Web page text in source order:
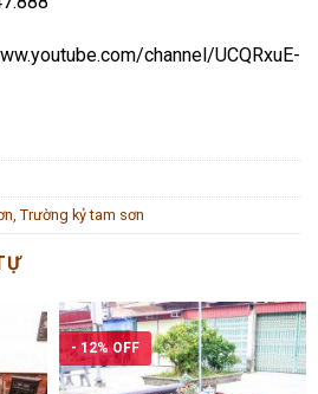
channel/UCQRxuE-
, Trường kỷ tam sơn
- 12% OFF